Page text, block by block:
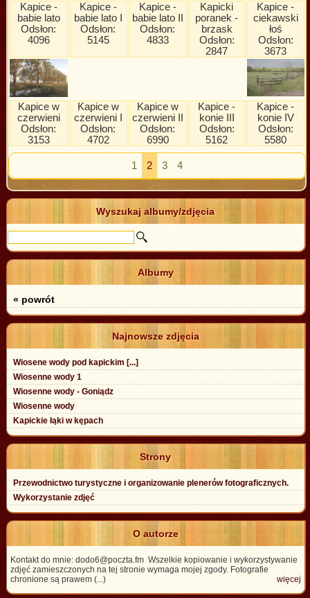
Kapice -
babie lato
Odsłon:
4096
Kapice -
babie lato I
Odsłon:
5145
Kapice -
babie lato II
Odsłon:
4833
Kapicki
poranek -
brzask
Odsłon:
2847
Kapice -
ciekawski
łoś
Odsłon:
3673
Kapice w
czerwieni
Odsłon:
3153
Kapice w
czerwieni I
Odsłon:
4702
Kapice w
czerwieni II
Odsłon:
6990
Kapice -
konie III
Odsłon:
5162
Kapice -
konie IV
Odsłon:
5580
1 2 3 4
Wyszukaj albumy/zdjęcia
Albumy
« powrót
Najnowsze zdjęcia
Wiosene wody pod kapickim [...]
Wiosenne wody 1
Wiosenne wody - Goniądz
Wiosenne wody
Kapickie łąki w kępach
Strony
Przewodnictwo turystyczne i organizowanie plenerów fotograficznych.
Wykorzystanie zdjęć
O autorze
Kontakt do mnie: dodo6@poczta.fm Wszelkie kopiowanie i wykorzystywanie
zdjęć zamieszczonych na tej stronie wymaga mojej zgody. Fotografie
chronione są prawem (...)
więcej